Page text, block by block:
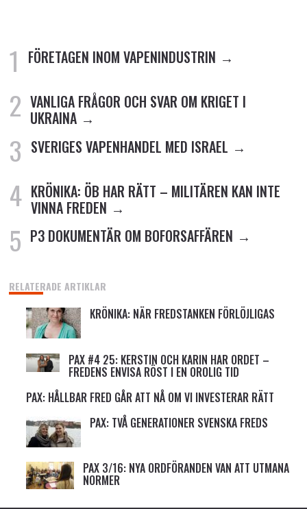
FÖRETAGEN INOM VAPENINDUSTRIN
VANLIGA FRÅGOR OCH SVAR OM KRIGET I
UKRAINA
SVERIGES VAPENHANDEL MED ISRAEL
KRÖNIKA: ÖB HAR RÄTT – MILITÄREN KAN INTE
VINNA FREDEN
P3 DOKUMENTÄR OM BOFORSAFFÄREN
RELATERADE ARTIKLAR
KRÖNIKA: NÄR FREDSTANKEN FÖRLÖJLIGAS
PAX #4 25: KERSTIN OCH KARIN HAR ORDET –
FREDENS ENVISA RÖST I EN OROLIG TID
PAX: HÅLLBAR FRED GÅR ATT NÅ OM VI INVESTERAR RÄTT
PAX: TVÅ GENERATIONER SVENSKA FREDS
PAX 3/16: NYA ORDFÖRANDEN VAN ATT UTMANA
NORMER